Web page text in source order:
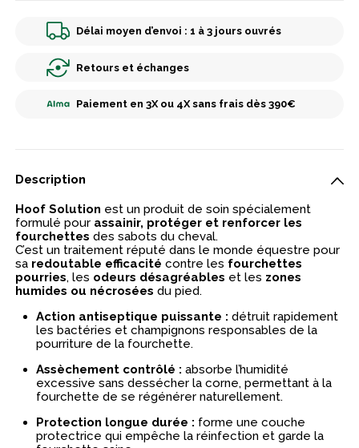
Délai moyen d’envoi : 1 à 3 jours ouvrés
Retours et échanges
Paiement en 3X ou 4X sans frais dès 390€
Description
Hoof Solution est un produit de soin spécialement
formulé pour assainir, protéger et renforcer les
fourchettes des sabots du cheval.
C’est un traitement réputé dans le monde équestre pour
sa redoutable efficacité contre les fourchettes
pourries, les odeurs désagréables et les zones
humides ou nécrosées du pied.
Action antiseptique puissante : détruit rapidement
les bactéries et champignons responsables de la
pourriture de la fourchette.
Assèchement contrôlé : absorbe l’humidité
excessive sans dessécher la corne, permettant à la
fourchette de se régénérer naturellement.
Protection longue durée : forme une couche
protectrice qui empêche la réinfection et garde la